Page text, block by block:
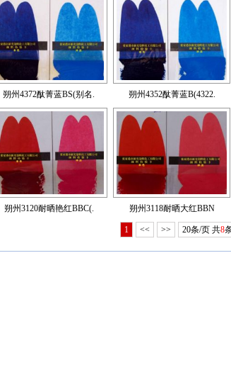
朔州4372酞菁蓝BS(别名. 朔州4352酞菁蓝B(4322.
朔州3120耐晒艳红BBC(. 朔州3118耐晒大红BBN
1 << >> 20条/页 共8